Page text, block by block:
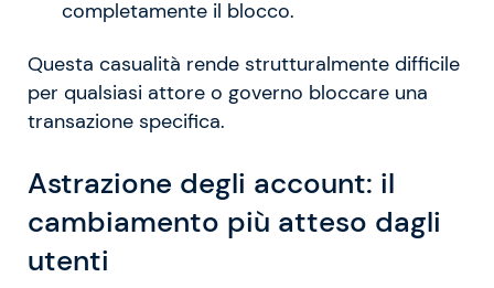
completamente il blocco.
Questa casualità rende strutturalmente difficile
per qualsiasi attore o governo bloccare una
transazione specifica.
Astrazione degli account: il
cambiamento più atteso dagli
utenti